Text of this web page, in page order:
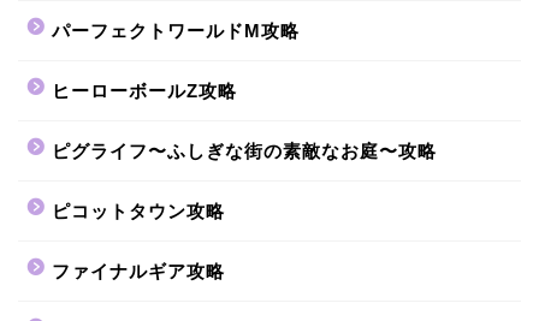
パーフェクトワールドM攻略
ヒーローボールZ攻略
ピグライフ〜ふしぎな街の素敵なお庭〜攻略
ピコットタウン攻略
ファイナルギア攻略